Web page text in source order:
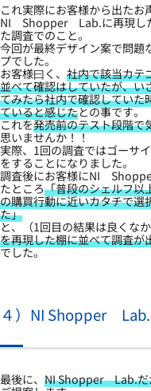
これ実際にお客様から出たお
NI Shopper Lab.に再現し
た調査でのこと。
今回が最終デザイン案で問題
プでした。
お客様曰く、 社内で該当カテ
並べて確認はしていたが、
てみたら社内で確認していた
ていると感じたとの事です。
これを発売前のテスト段階で
思いませんか！！
実際、1回の調査ではゴーサ
をすることになりました。
調査後にお客様にNI
たところ「普段のシェルフ以
の購買行動に近いカタチで選
た」
と、（1回目の結果は良くなか
を再現した棚に並べて調査が
でした。
４）NI Shopper
最後に、 NI Shopper Lab.だ